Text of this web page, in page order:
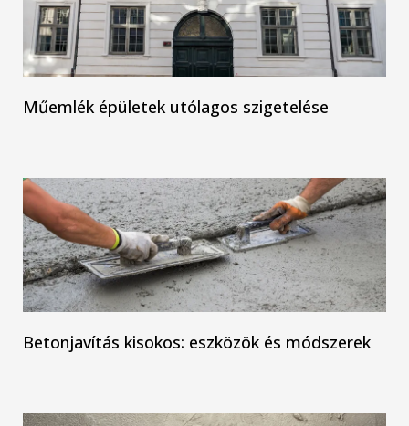
Műemlék épületek utólagos szigetelése
Betonjavítás kisokos: eszközök és módszerek